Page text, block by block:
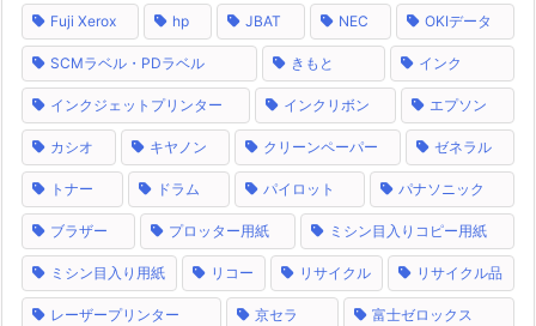
Fuji Xerox hp JBAT NEC OKIデータ
SCMラベル・PDラベル きもと インク
インクジェットプリンター インクリボン エプソン
カシオ キヤノン クリーンペーパー ゼネラル
トナー ドラム パイロット パナソニック
ブラザー プロッター用紙 ミシン目入りコピー用紙
ミシン目入り用紙 リコー リサイクル リサイクル品
レーザープリンター 京セラ 富士ゼロックス